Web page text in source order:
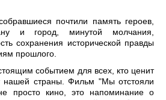
почтили память героев,
и город, минутой молчания,
сохранения исторической правды
прошлого.
событием для всех, кто ценит
нашей страны. Фильм "Мы отстояли
просто кино, это напоминание о